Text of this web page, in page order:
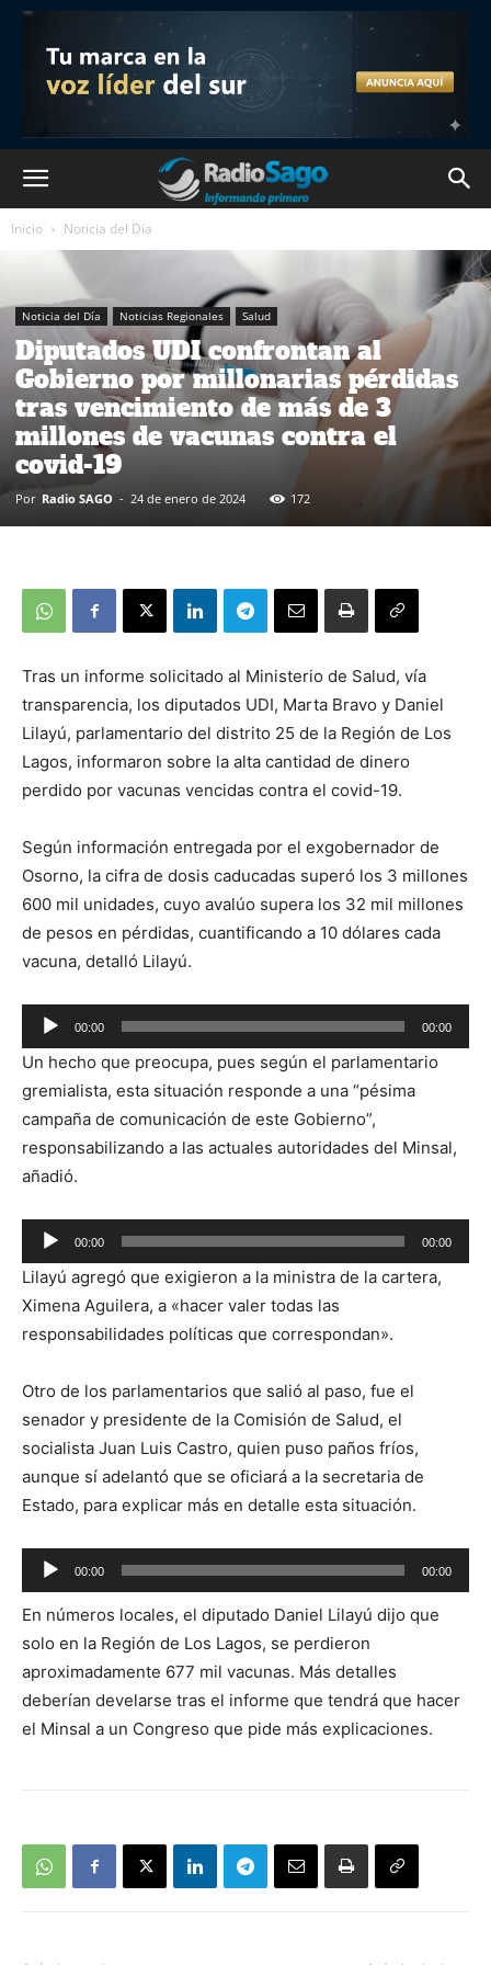
Inicio Noticia del Día
Noticia del Día Noticias Regionales Salud
Diputados UDI confrontan al
Gobierno por millonarias pérdidas
tras vencimiento de más de 3
millones de vacunas contra el
covid-19
Por Radio SAGO - 24 de enero de 2024 172
Tras un informe solicitado al Ministerio de Salud, vía
transparencia, los diputados UDI, Marta Bravo y Daniel
Lilayú, parlamentario del distrito 25 de la Región de Los
Lagos, informaron sobre la alta cantidad de dinero
perdido por vacunas vencidas contra el covid-19.
Según información entregada por el exgobernador de
Osorno, la cifra de dosis caducadas superó los 3 millones
600 mil unidades, cuyo avalúo supera los 32 mil millones
de pesos en pérdidas, cuantificando a 10 dólares cada
vacuna, detalló Lilayú.
Reproductor
de
audio
00:00 00:00
Un hecho que preocupa, pues según el parlamentario
gremialista, esta situación responde a una “pésima
campaña de comunicación de este Gobierno”,
responsabilizando a las actuales autoridades del Minsal,
añadió.
Reproductor
de
audio
00:00 00:00
Lilayú agregó que exigieron a la ministra de la cartera,
Ximena Aguilera, a «hacer valer todas las
responsabilidades políticas que correspondan».
Otro de los parlamentarios que salió al paso, fue el
senador y presidente de la Comisión de Salud, el
socialista Juan Luis Castro, quien puso paños fríos,
aunque sí adelantó que se oficiará a la secretaria de
Estado, para explicar más en detalle esta situación.
Reproductor
de
audio
00:00 00:00
En números locales, el diputado Daniel Lilayú dijo que
solo en la Región de Los Lagos, se perdieron
aproximadamente 677 mil vacunas. Más detalles
deberían develarse tras el informe que tendrá que hacer
el Minsal a un Congreso que pide más explicaciones.